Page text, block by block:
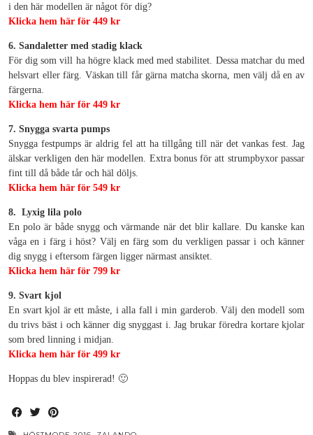
i den här modellen är något för dig?
Klicka hem här för 449 kr
6. Sandaletter med stadig klack
För dig som vill ha högre klack med med stabilitet. Dessa matchar du med
helsvart eller färg. Väskan till får gärna matcha skorna, men välj då en av
färgerna.
Klicka hem här för 449 kr
7. Snygga svarta pumps
Snygga festpumps är aldrig fel att ha tillgång till när det vankas fest. Jag
älskar verkligen den här modellen. Extra bonus för att strumpbyxor passar
fint till då både tår och häl döljs.
Klicka hem här för 549 kr
8. Lyxig lila polo
En polo är både snygg och värmande när det blir kallare. Du kanske kan
våga en i färg i höst? Välj en färg som du verkligen passar i och känner
dig snygg i eftersom färgen ligger närmast ansiktet.
Klicka hem här för 799 kr
9. Svart kjol
En svart kjol är ett måste, i alla fall i min garderob. Välj den modell som
du trivs bäst i och känner dig snyggast i. Jag brukar föredra kortare kjolar
som bred linning i midjan.
Klicka hem här för 499 kr
Hoppas du blev inspirerad! 🙂